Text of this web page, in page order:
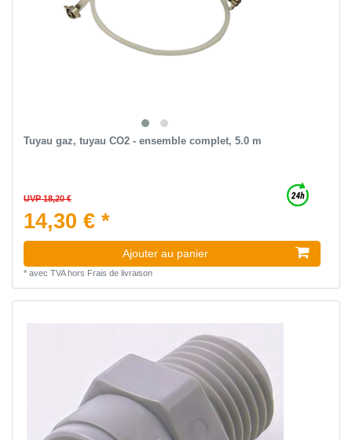
Tuyau gaz, tuyau CO2 - ensemble complet, 5.0 m
UVP 18,20 €
14,30 € *
Ajouter au panier
* avec TVAhors Frais de livraison